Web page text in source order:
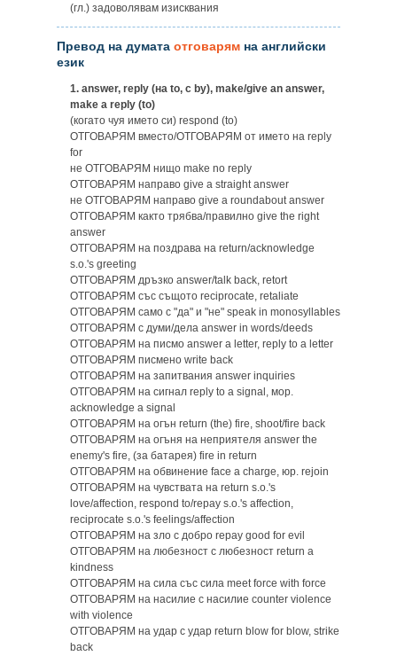
(гл.) задоволявам изисквания
Превод на думата отговарям на английски
език
1. answer, reply (на to, с by), make/give an answer,
make a reply (to)
(когато чуя името си) respond (to)
ОТГОВАРЯМ вместо/ОТГОВАРЯМ от името на reply
for
не ОТГОВАРЯМ нищо make no reply
ОТГОВАРЯМ направо give a straight answer
не ОТГОВАРЯМ направо give a roundabout answer
ОТГОВАРЯМ както трябва/правилно give the right
answer
ОТГОВАРЯМ на поздрава на return/acknowledge
s.o.'s greeting
ОТГОВАРЯМ дръзко answer/talk back, retort
ОТГОВАРЯМ със същото reciprocate, retaliate
ОТГОВАРЯМ само с "да" и "не" speak in monosyllables
ОТГОВАРЯМ с думи/дела answer in words/deeds
ОТГОВАРЯМ на писмо answer a letter, reply to a letter
ОТГОВАРЯМ писмено write back
ОТГОВАРЯМ на запитвания answer inquiries
ОТГОВАРЯМ на сигнал reply to a signal, мор.
acknowledge a signal
ОТГОВАРЯМ на огън return (the) fire, shoot/fire back
ОТГОВАРЯМ на огъня на неприятеля answer the
enemy's fire, (за батарея) fire in return
ОТГОВАРЯМ на обвинение face a charge, юр. rejoin
ОТГОВАРЯМ на чувствата на return s.o.'s
love/affection, respond to/repay s.o.'s affection,
reciprocate s.o.'s feelings/affection
ОТГОВАРЯМ на зло с добро repay good for evil
ОТГОВАРЯМ на любезност с любезност return a
kindness
ОТГОВАРЯМ на сила със сила meet force with force
ОТГОВАРЯМ на насилие с насилие counter violence
with violence
ОТГОВАРЯМ на удар с удар return blow for blow, strike
back